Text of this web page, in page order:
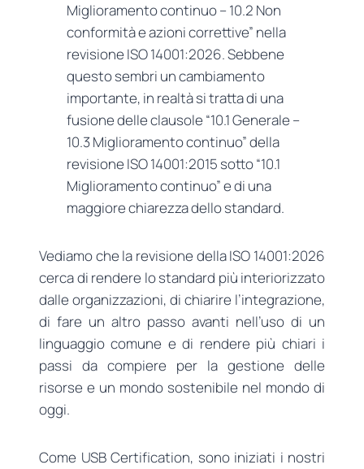
Miglioramento continuo – 10.2 Non
conformità e azioni correttive” nella
revisione ISO 14001:2026. Sebbene
questo sembri un cambiamento
importante, in realtà si tratta di una
fusione delle clausole “10.1 Generale –
10.3 Miglioramento continuo” della
revisione ISO 14001:2015 sotto “10.1
Miglioramento continuo” e di una
maggiore chiarezza dello standard.
Vediamo che la revisione della ISO 14001:2026
cerca di rendere lo standard più interiorizzato
dalle organizzazioni, di chiarire l’integrazione,
di fare un altro passo avanti nell’uso di un
linguaggio comune e di rendere più chiari i
passi da compiere per la gestione delle
risorse e un mondo sostenibile nel mondo di
oggi.
Come USB Certification, sono iniziati i nostri